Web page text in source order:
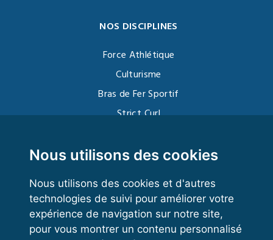
Nous utilisons des cookies
Nous utilisons des cookies et d'autres
technologies de suivi pour améliorer votre
expérience de navigation sur notre site,
pour vous montrer un contenu personnalisé
NOS DISCIPLINES
Force Athlétique
Culturisme
Bras de Fer Sportif
Strict Curl
Kettlebell
VOS ESPACES
Espace dirigeant